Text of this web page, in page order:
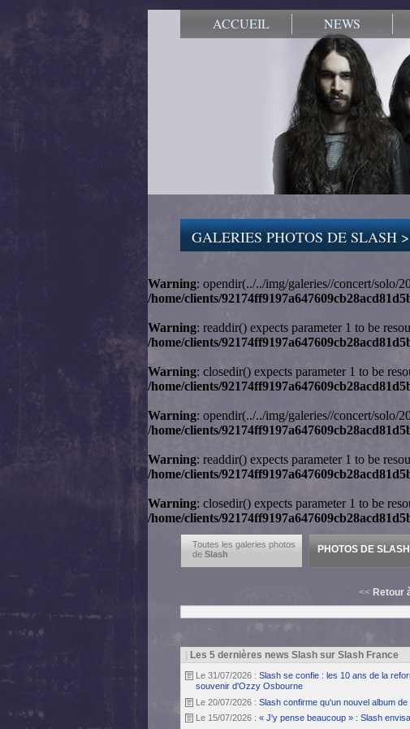
ACCUEIL NEWS
GALERIES PHOTOS DE SLASH
Warning: opendir(../../img/galeries//concert/solo/
/home/clients/
Warning: readdir() expects parameter 1 to be
/home/clients/
Warning: closedir() expects parameter 1 to be
/home/clients/
Warning: opendir(../../img/galeries//concert/solo/
/home/clients/
Warning: readdir() expects parameter 1 to be
/home/clients/
Warning: closedir() expects parameter 1 to be
/home/clients/
Toutes les galeries photos
de Slash PHOTOS DE
<< Retour
Les 5 dernières news Slash sur Slash France
Le 31/07/2026 : Slash se confie : les 10 ans de la
souvenir d'Ozzy Osbourne
Le 20/07/2026 : Slash confirme qu'un nouvel album
Le 15/07/2026 : « J'y pense beaucoup » : Slash